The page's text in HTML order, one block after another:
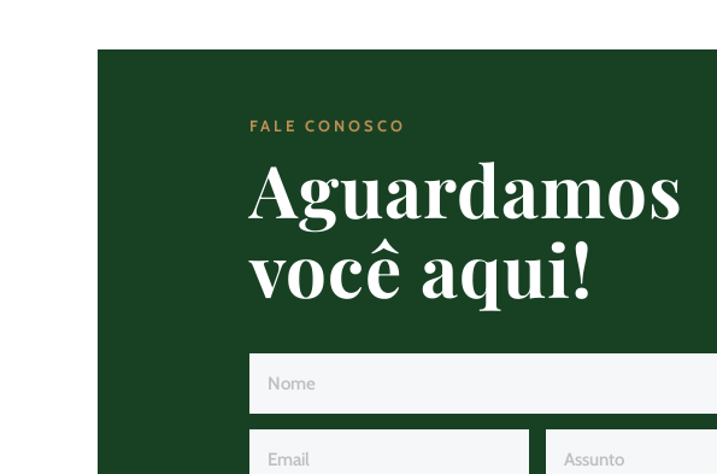
FALE CONOSCO
Aguardamos
você aqui!